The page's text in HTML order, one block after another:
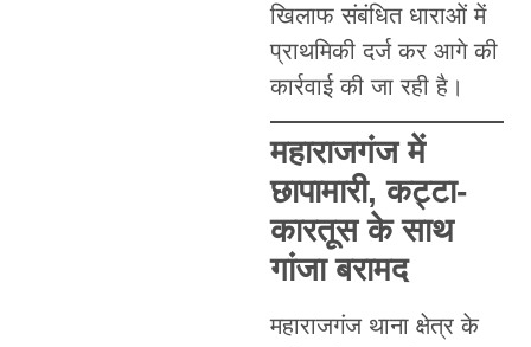
खिलाफ संबंधित धाराओं में
प्राथमिकी दर्ज कर आगे की
कार्रवाई की जा रही है।
महाराजगंज में
छापामारी, कट्टा-
कारतूस के साथ
गांजा बरामद
महाराजगंज थाना क्षेत्र के